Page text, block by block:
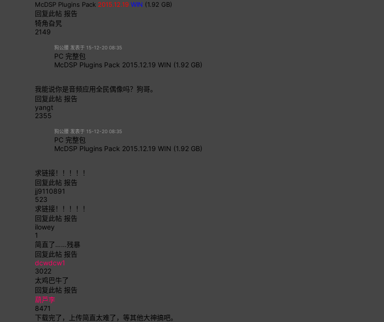
McDSP Plugins Pack 2015.12.19 WIN (1.92 GB)
回复此帖 报告
犄角旮旯
2149
狗公腰 发表于 15-12-20 08:35
PC 完整包
McDSP Plugins Pack 2015.12.19 WIN (1.92 GB)
我能说你是音频应用全民偶像吗？狗哥。
回复此帖 报告
yangt
2355
狗公腰 发表于 15-12-20 08:35
PC 完整包
McDSP Plugins Pack 2015.12.19 WIN (1.92 GB)
求链接！！！！！
回复此帖 报告
jj9110891
523
求链接！！！！！
回复此帖 报告
ilowey
1
简直了……残暴
回复此帖 报告
dcwdcw1
3022
太鸡巴牛了
回复此帖 报告
葫芦李
8471
下载完了，上传简直太难了，等其他大神搞吧。